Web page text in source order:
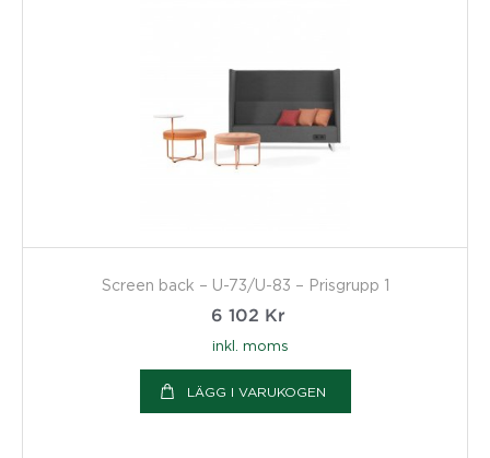
Screen back – U-73/U-83 – Prisgrupp 1
6 102 Kr
inkl. moms
LÄGG I VARUKOGEN